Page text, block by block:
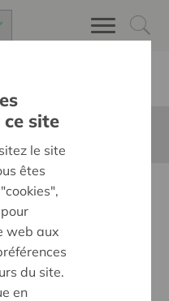
et bienveillants
site
le site
êtes
web aux
du site.
en